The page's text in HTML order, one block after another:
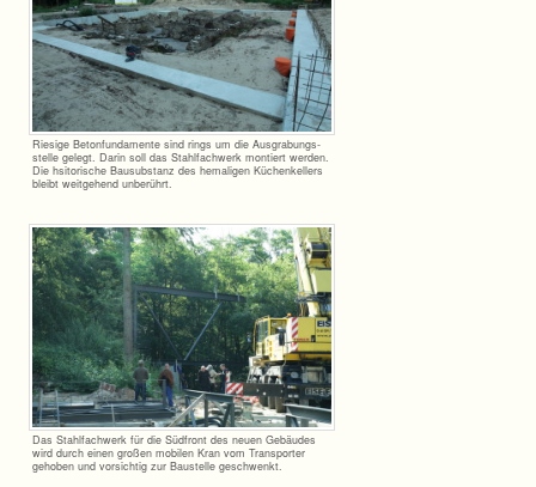
Rie­sige Beton­fun­da­mente sind rings um die Aus­gra­bungs­
stelle gelegt. Darin soll das Stahl­fach­werk mon­tiert wer­den.
Die hsi­to­ri­sche Bau­sub­stanz des hema­li­gen Küchen­kel­lers
bleibt weit­ge­hend unberührt.
Das Stahl­fach­werk für die Süd­front des neuen Gebäu­des
wird durch einen gro­ßen mobi­len Kran vom Trans­por­ter
geho­ben und vor­sich­tig zur Bau­stelle geschwenkt.